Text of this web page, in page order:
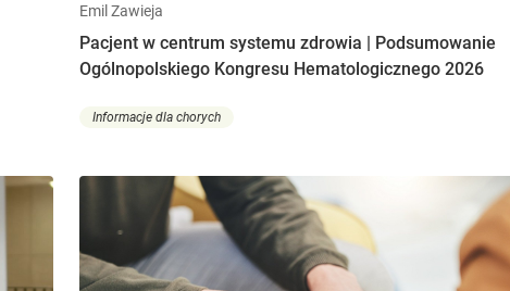
Emil Zawieja
Pacjent w centrum systemu zdrowia | Podsumowanie
Ogólnopolskiego Kongresu Hematologicznego 2026
Informacje dla chorych